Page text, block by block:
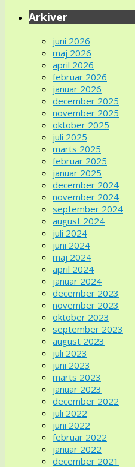
Arkiver
juni 2026
maj 2026
april 2026
februar 2026
januar 2026
december 2025
november 2025
oktober 2025
juli 2025
marts 2025
februar 2025
januar 2025
december 2024
november 2024
september 2024
august 2024
juli 2024
juni 2024
maj 2024
april 2024
januar 2024
december 2023
november 2023
oktober 2023
september 2023
august 2023
juli 2023
juni 2023
marts 2023
januar 2023
december 2022
juli 2022
juni 2022
februar 2022
januar 2022
december 2021